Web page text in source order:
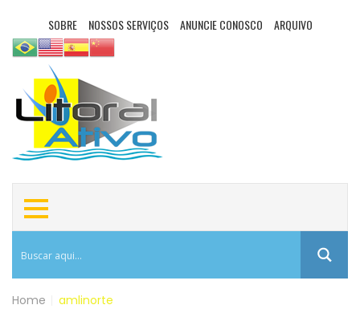
SOBRE NOSSOS SERVIÇOS ANUNCIE CONOSCO ARQUIVO
Home amlinorte